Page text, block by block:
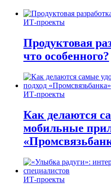
ИТ-проекты
Продуктовая
что особенного?
ИТ-проекты
Как делаются
мобильные
ИТ-проекты